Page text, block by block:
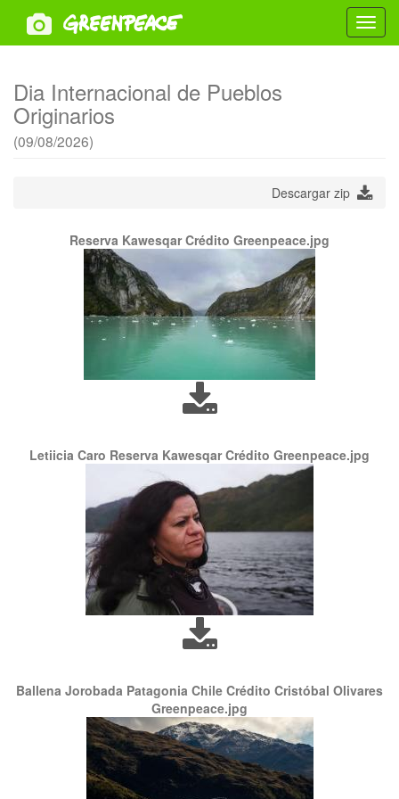
Dia Internacional de Pueblos
Originarios
(09/08/2026)
Descargar zip
Reserva Kawesqar Crédito Greenpeace.jpg
Letiicia Caro Reserva Kawesqar Crédito Greenpeace.jpg
Ballena Jorobada Patagonia Chile Crédito Cristóbal Olivares
Greenpeace.jpg